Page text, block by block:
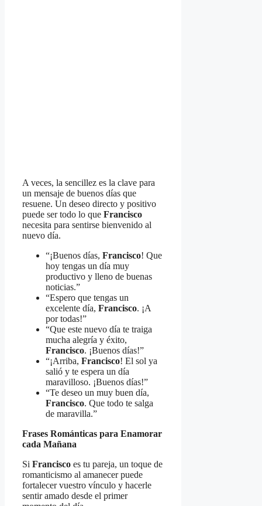
A veces, la sencillez es la clave para
un mensaje de buenos días que
resuene. Un deseo directo y positivo
puede ser todo lo que Francisco
necesita para sentirse bienvenido al
nuevo día.
“¡Buenos días, Francisco! Que
hoy tengas un día muy
productivo y lleno de buenas
noticias.”
“Espero que tengas un
excelente día, Francisco. ¡A
por todas!”
“Que este nuevo día te traiga
mucha alegría y éxito,
Francisco. ¡Buenos días!”
“¡Arriba, Francisco! El sol ya
salió y te espera un día
maravilloso. ¡Buenos días!”
“Te deseo un muy buen día,
Francisco. Que todo te salga
de maravilla.”
Frases Románticas para Enamorar
cada Mañana
Si Francisco es tu pareja, un toque de
romanticismo al amanecer puede
fortalecer vuestro vínculo y hacerle
sentir amado desde el primer